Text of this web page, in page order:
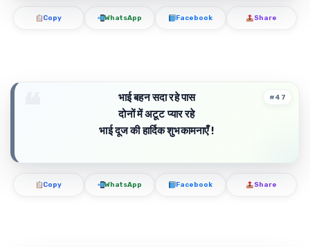
Copy WhatsApp Facebook Share
भाई बहन सदा रहे पास
दोनों में अटूट प्यार रहे
भाई दूज की हार्दिक शुभकामनाएँ !
#47
Copy WhatsApp Facebook Share